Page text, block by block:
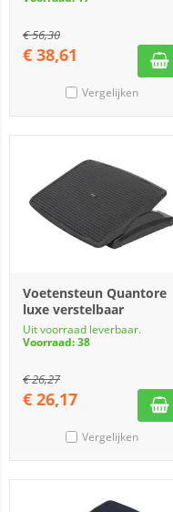
€56,30
€ 38,61
Vergelijken
Voetensteun Quantore
luxe verstelbaar
Uit voorraad leverbaar.
Voorraad: 38
€26,27
€ 26,17
Vergelijken